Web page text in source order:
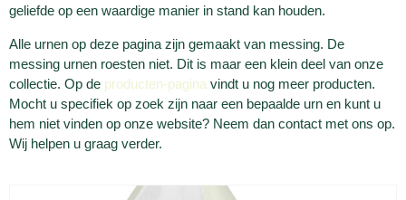
geliefde op een waardige manier in stand kan houden.
Alle urnen op deze pagina zijn gemaakt van messing. De
messing urnen roesten niet. Dit is maar een klein deel van onze
collectie. Op de producten-pagina vindt u nog meer producten.
Mocht u specifiek op zoek zijn naar een bepaalde urn en kunt u
hem niet vinden op onze website? Neem dan contact met ons op.
Wij helpen u graag verder.